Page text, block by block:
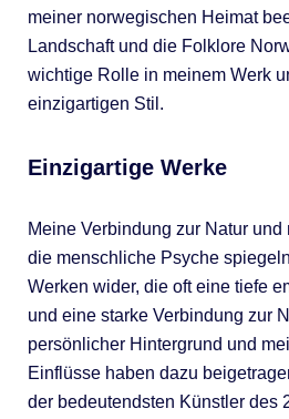
meiner norwegischen Heimat
Landschaft und die Folklore
wichtige Rolle in meinem Werk
einzigartigen Stil.
Einzigartige Werke
Meine Verbindung zur Natur
die menschliche Psyche
Werken wider, die oft eine tiefe
und eine starke Verbindung zur
persönlicher Hintergrund und
Einflüsse haben dazu
der bedeutendsten Künstler des